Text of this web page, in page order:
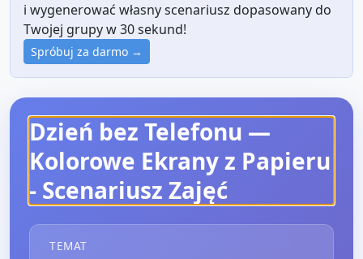
i wygenerować własny scenariusz dopasowany do
Twojej grupy w 30 sekund!
Spróbuj za darmo →
Dzień bez Telefonu —
Kolorowe Ekrany z Papieru
- Scenariusz Zajęć
TEMAT